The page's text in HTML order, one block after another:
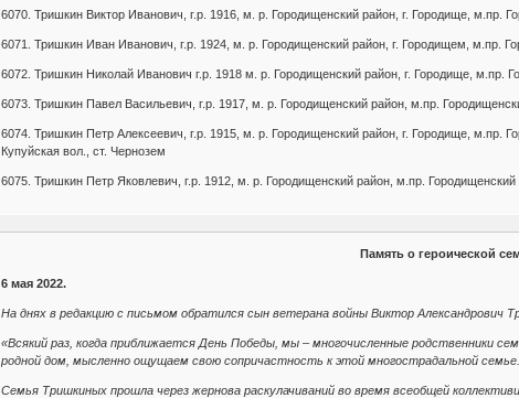
6070. Тришкин Виктор Иванович, г.р. 1916, м. р. Городищенский район, г. Городище, м.пр.
6071. Тришкин Иван Иванович, г.р. 1924, м. р. Городищенский район, г. Городищем, м.пр.
6072. Тришкин Николай Иванович г.р. 1918 м. р. Городищенский район, г. Городище, м.пр.
6073. Тришкин Павел Васильевич, г.р. 1917, м. р. Городищенский район, м.пр.
6074. Тришкин Петр Алексеевич, г.р. 1915, м. р. Городищенский район, г. Городище, м.пр.
Купуйская вол., ст. Чернозем
6075. Тришкин Петр Яковлевич, г.р. 1912, м. р. Городищенский район, м.пр.
Память о героической
6 мая 2022.
На днях в редакцию с письмом обратился сын ветерана войны Виктор Александрович
«Всякий раз, когда приближается День Победы, мы – многочисленные родственники
родной дом, мысленно ощущаем свою сопричастность к этой многострадальной семье.
Семья Тришкиных прошла через жернова раскулачиваний во время всеобщей